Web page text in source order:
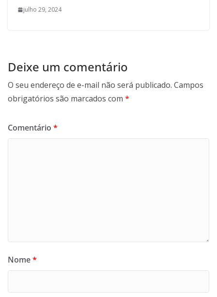
julho 29, 2024
Deixe um comentário
O seu endereço de e-mail não será publicado. Campos
obrigatórios são marcados com *
Comentário *
Nome*